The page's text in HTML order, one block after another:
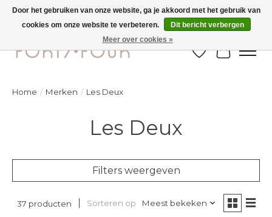
Ontdek de nieuwe najaarscollectie nu in de winkel - selectie online
Verlanglijst
Home / Merken / Les Deux
Les Deux
Filters weergeven
37 producten Sorteren op Meest bekeken
Door het gebruiken van onze website, ga je akkoord met het gebruik van
cookies om onze website te verbeteren.
Dit bericht verbergen
Meer over cookies »